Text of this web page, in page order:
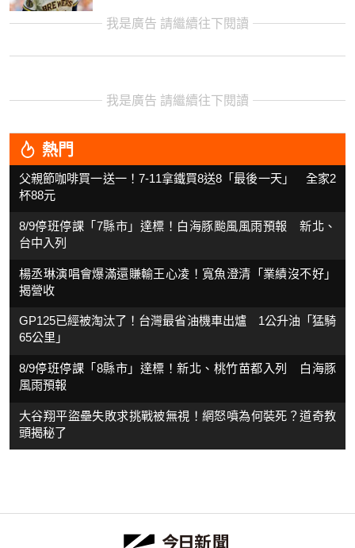
我是廣告 請繼續往下閱讀
我是廣告 請繼續往下閱讀
熱門
父親節咖啡買一送一！7-11拿鐵買8送8「最後一天」 全家2
杯88元
8/9停班停課「7縣市」達標！白海豚颱風風雨預報 新北、
台中入列
楊丞琳演唱會爆滿還賺輸王心凌！寬魚澄清「業績沒不好」
揭營收
GP125已經被淘汰了！台灣最省油機車出爐 1公升油「猛騎
65公里」
8/9停班停課「8縣市」達標！新北、桃竹苗都入列 白海豚
風雨預報
大谷翔平盜壘失敗求挑戰被無視！網怒噴為何裝死？道奇教
頭揭秘了